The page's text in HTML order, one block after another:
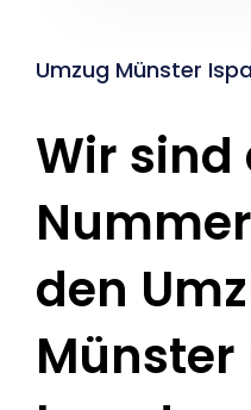
Umzug Münster
Wir sind
den